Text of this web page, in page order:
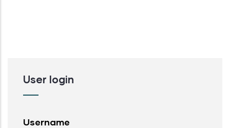
User login
Username